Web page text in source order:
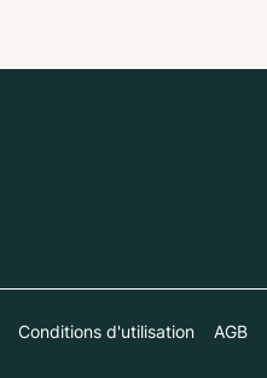
Conditions d'utilisation AGB